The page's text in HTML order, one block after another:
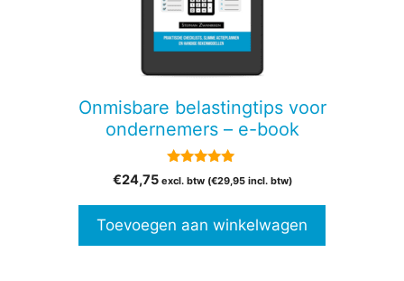
Onmisbare belastingtips voor
ondernemers – e-book
5.00
van 5
€24,75 excl. btw (€29,95incl. btw)
Toevoegen aan winkelwagen